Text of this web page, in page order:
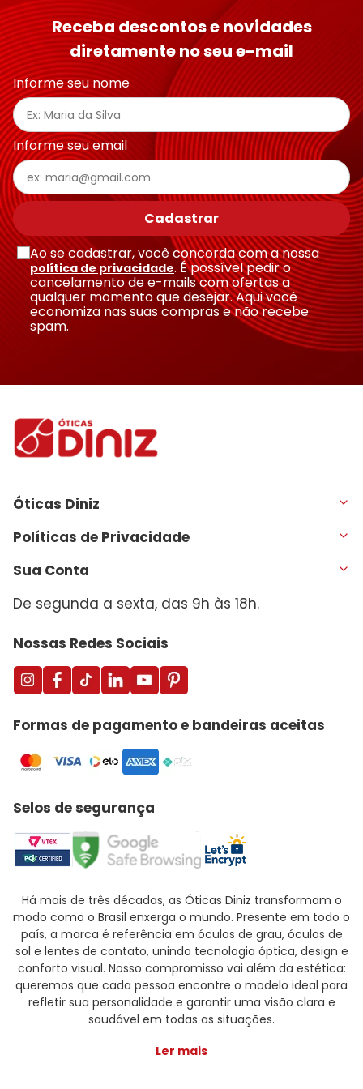
Receba descontos e novidades
diretamente no seu e-mail
Informe seu nome
Informe seu email
Cadastrar
Ao se cadastrar, você concorda com a nossa
política de privacidade. É possível pedir o
cancelamento de e-mails com ofertas a
qualquer momento que desejar. Aqui você
economiza nas suas compras e não recebe
spam.
Óticas Diniz
Políticas de Privacidade
Sua Conta
De segunda a sexta, das 9h às 18h.
Nossas Redes Sociais
Formas de pagamento e bandeiras aceitas
Selos de segurança
Há mais de três décadas, as Óticas Diniz transformam o
modo como o Brasil enxerga o mundo. Presente em todo o
país, a marca é referência em óculos de grau, óculos de
sol e lentes de contato, unindo tecnologia óptica, design e
conforto visual. Nosso compromisso vai além da estética:
queremos que cada pessoa encontre o modelo ideal para
refletir sua personalidade e garantir uma visão clara e
saudável em todas as situações.
Ler mais